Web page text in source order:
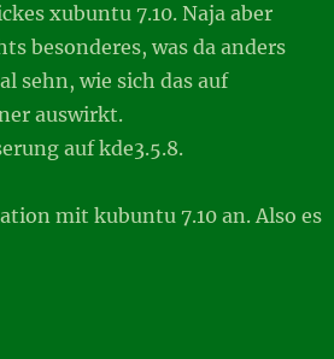
xubuntu 7.10. Naja aber
besonderes, was da anders
sehn, wie sich das auf
auswirkt.
auf kde3.5.8.
mit kubuntu 7.10 an. Also es